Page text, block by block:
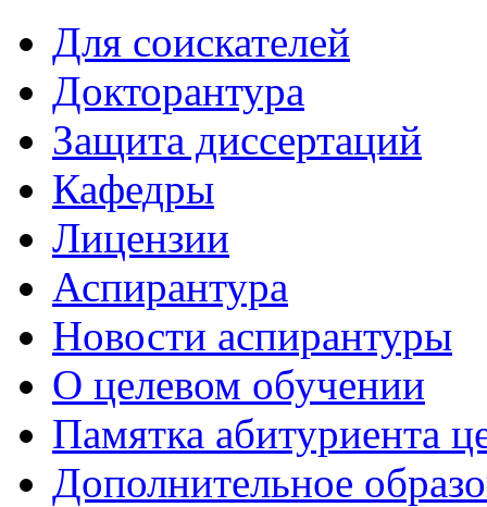
Для соискателей
Докторантура
Защита диссертаций
Кафедры
Лицензии
Аспирантура
Новости аспирантуры
О целевом обучении
Памятка абитуриента
Дополнительное